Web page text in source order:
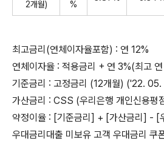
2개월)
%
최고금리(연체이자율포함) : 연 12%
연체이자율 : 적용금리 + 연 3%(최고
기준금리 : 고정금리 (12개월) ('22.
가산금리 : CSS (우리은행 개인신용평
약정이율 : [기준금리] + [가산금리] - [
우대금리대출 미보유 고객 우대금리 쿠